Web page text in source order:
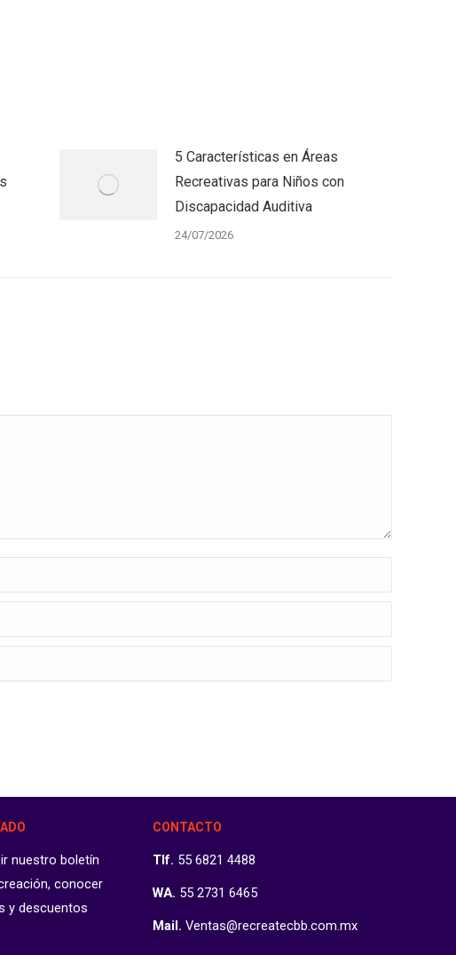
5 Características en Áreas
Recreativas para Niños con
Discapacidad Auditiva
24/07/2026
nuestro boletín
conocer
y descuentos
CONTACTO
Tlf. 55 6821 4488
WA. 55 2731 6465
Mail. Ventas@recreatecbb.com.mx